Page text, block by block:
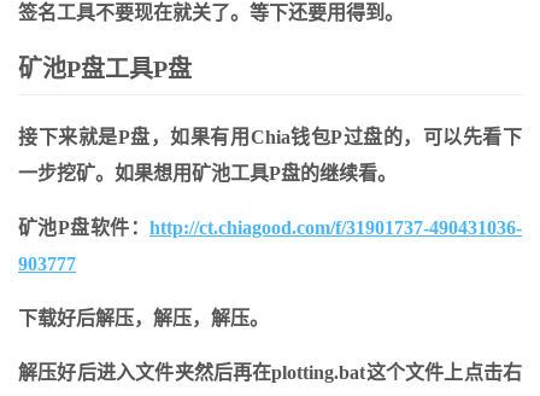
签名工具不要现在就关了。等下还要用得到。
矿池P盘工具P盘
接下来就是P盘，如果有用Chia钱包P过盘的，可以先看下
一步挖矿。如果想用矿池工具P盘的继续看。
矿池P盘软件： http://ct.chiagood.com/f/31901737-490431036-
903777
下载好后解压，解压，解压。
解压好后进入文件夹然后再在plotting.bat这个文件上点击右